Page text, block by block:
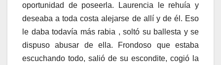
oportunidad de poseerla. Laurencia le rehuía y
deseaba a toda costa alejarse de allí y de él. Eso
le daba todavía más rabia , soltó su ballesta y se
dispuso abusar de ella. Frondoso que estaba
escuchando todo, salió de su escondite, cogió la